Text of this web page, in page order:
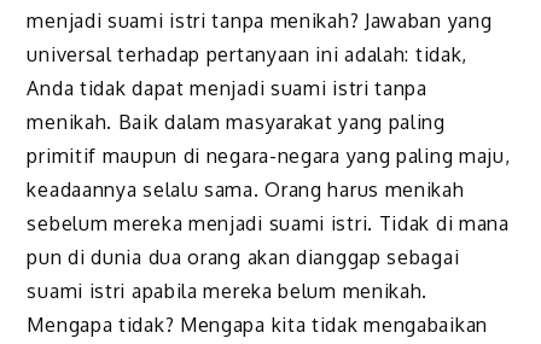
menjadi suami istri tanpa menikah? Jawaban yang
universal terhadap pertanyaan ini adalah: tidak,
Anda tidak dapat menjadi suami istri tanpa
menikah. Baik dalam masyarakat yang paling
primitif maupun di negara-negara yang paling maju,
keadaannya selalu sama. Orang harus menikah
sebelum mereka menjadi suami istri. Tidak di mana
pun di dunia dua orang akan dianggap sebagai
suami istri apabila mereka belum menikah.
Mengapa tidak? Mengapa kita tidak mengabaikan